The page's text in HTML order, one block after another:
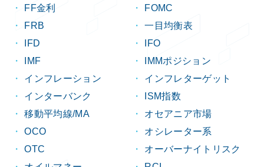
FF金利
FOMC
FRB
一目均衡表
IFD
IFO
IMF
IMMポジション
インフレーション
インフレターゲット
インターバンク
ISM指数
移動平均線/MA
オセアニア市場
OCO
オシレーター系
OTC
オーバーナイトリスク